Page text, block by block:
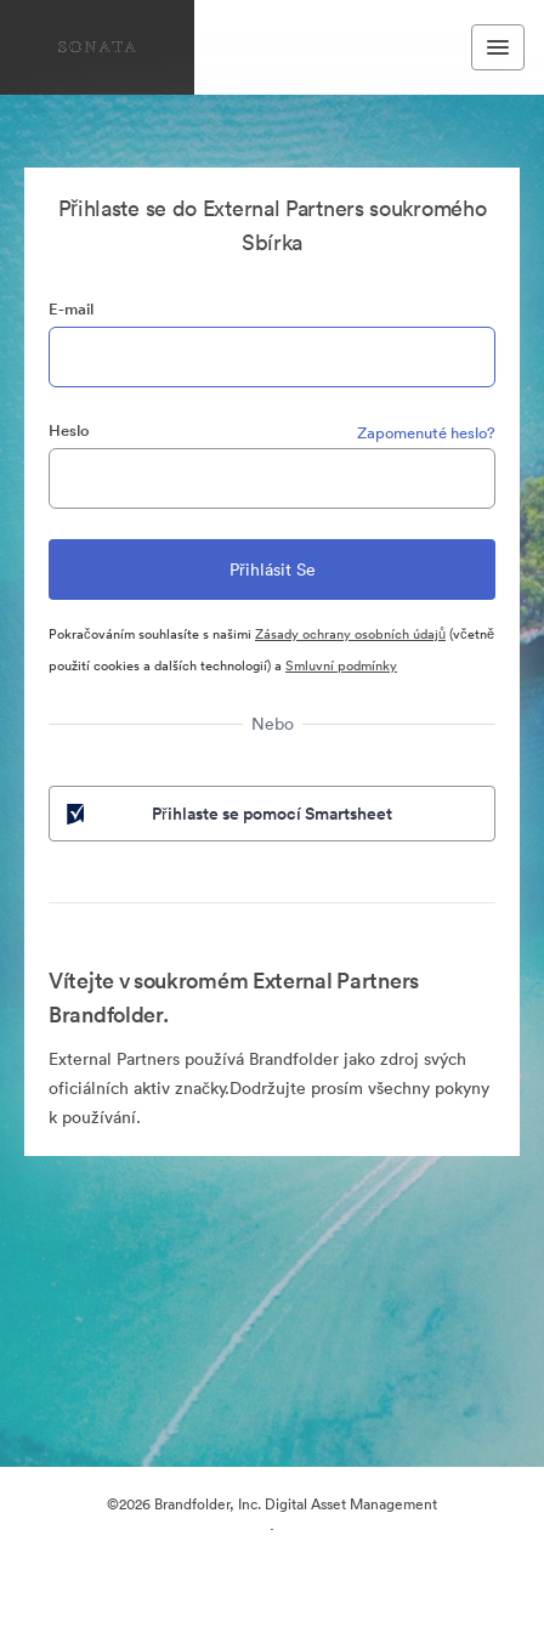
Přihlaste se do External Partners soukromého
Sbírka
E-mail
Heslo Zapomenuté heslo?
Pokračováním souhlasíte s našimi Zásady ochrany osobních údajů(včetně
použití cookies a dalších technologií) a Smluvní podmínky
Nebo
Přihlaste se pomocí Smartsheet
Vítejte v soukromém External Partners
Brandfolder.
External Partners používá Brandfolder jako zdroj svých
oficiálních aktiv značky.Dodržujte prosím všechny pokyny
k používání.
©2026 Brandfolder, Inc. Digital Asset Management
·